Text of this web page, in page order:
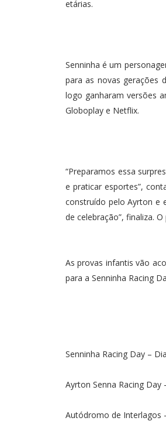
etárias.
Senninha é um
para as novas gerações
logo ganharam versões
Globoplay e Netflix.
“Preparamos essa
e praticar esportes”,
construído pelo Ayrton e
de celebração”, finaliza.
As provas infantis vão
para a Senninha Racing
Senninha Racing Day –
Ayrton Senna Racing
Autódromo de Interlagos